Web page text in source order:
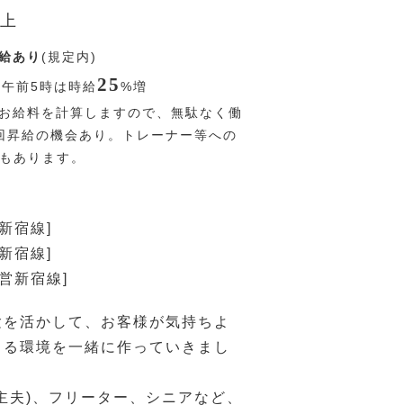
あり (規定内)
前5時は時給25%増
給料を計算しますので、無駄なく働
昇給の機会あり。トレーナー等への
あります。
宿線]
宿線]
新宿線]
活かして、お客様が気持ちよ
環境を一緒に作っていきまし
夫)、フリーター、シニアなど、